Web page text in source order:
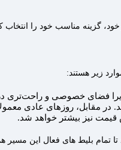
گزینه مناسب‌ خود را انتخاب
زیر هستند:
فضای خصوصی‌ و راحت‌تری در
در مقابل، روزهای عادی
نیز بیشتر خواهد شد.
بلیط های فعال این مسیر